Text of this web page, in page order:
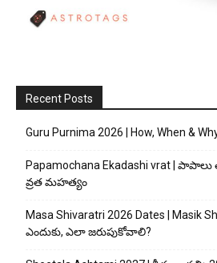
Recent Posts
Guru Purnima 2026 | How, When &
Papamochana Ekadashi vrat |
వ్రత మహత్యం
Masa Shivaratri 2026 Dates | Masik
ఎందుకు, ఎలా జరుపుకోవాలి?